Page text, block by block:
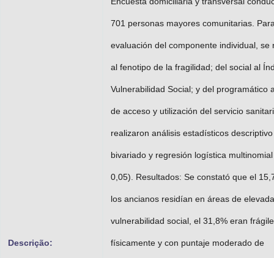
Descrição:
701 personas mayores comunitarias.
evaluación del componente individual, se
al fenotipo de la fragilidad; del social al
Vulnerabilidad Social; y del programático
de acceso y utilización del servicio
realizaron análisis estadísticos
bivariado y regresión logística
0,05). Resultados: Se constató que el
los ancianos residían en áreas de elevada
vulnerabilidad social, el 31,8% eran
físicamente y con puntaje moderado de